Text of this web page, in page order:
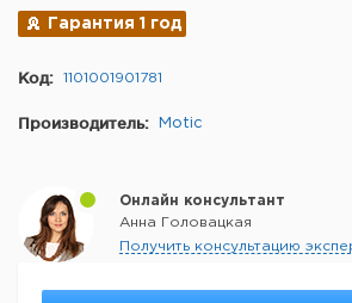
Гарантия 1 год
Код: 1101001901781
Производитель: Motic
Онлайн консультант
Анна Головацкая
Получить консультацию